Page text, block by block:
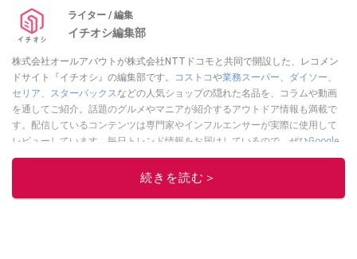
ライター / 編集
イチオシ編集部
株式会社オールアバウトが株式会社NTTドコモと共同で開設した、レコメン
ドサイト『イチオシ』の編集部です。
コストコや業務スーパー、 ダイソー、
セリア、 スターバックスなどの人気ショップの隠れた名品を、コラムや動画
を通してご紹介。話題のグルメやマニアが紹介するアウトドア情報も満載で
す。配信しているコンテンツは専門家やインフルエンサーが実際に使用して
レビューしています。毎日トレンド情報をお届けしているので、ぜひGoogle
ニュースでフォローしてください！
このイチオシストの他の記事を読む
続きを読む＞